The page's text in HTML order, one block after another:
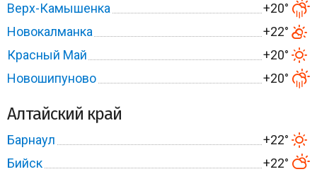
Верх-Камышенка
+20°
Новокалманка
+22°
Красный Май
+20°
Новошипуново
+20°
Алтайский край
Барнаул
+22°
Бийск
+22°